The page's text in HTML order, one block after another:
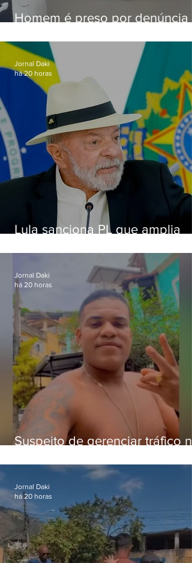
Homem é preso por denúncia
Alcântara
Lula sanciona PL que amplia
crianças
Jornal Daki
há 20 horas
Suspeito de gerenciar tráfico na
foragido
Jornal Daki
há 20 horas
Jornal Daki
há 20 horas